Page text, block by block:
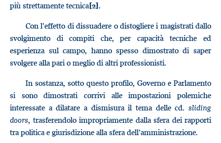
più strettamente tecnica[2].
Con l’effetto di dissuadere o distogliere i magistrati dallo
svolgimento di compiti che, per capacità tecniche ed
esperienza sul campo, hanno spesso dimostrato di saper
svolgere alla pari o meglio di altri professionisti.
In sostanza, sotto questo profilo, Governo e Parlamento
si sono dimostrati corrivi alle impostazioni polemiche
interessate a dilatare a dismisura il tema delle cd. sliding
doors, trasferendolo impropriamente dalla sfera dei rapporti
tra politica e giurisdizione alla sfera dell’amministrazione.